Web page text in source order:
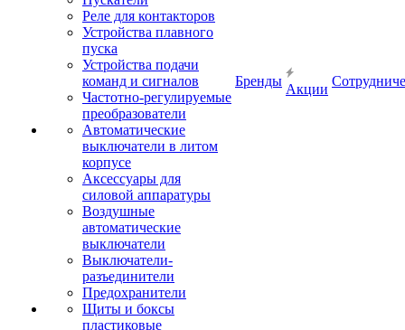
Реле для контакторов
Устройства плавного
пуска
Устройства подачи
команд и сигналов
Частотно-регулируемые
преобразователи
Автоматические
выключатели в литом
корпусе
Аксессуары для
силовой аппаратуры
Воздушные
автоматические
выключатели
Выключатели-
разъединители
Предохранители
Щиты и боксы
пластиковые
Бренды
Акции